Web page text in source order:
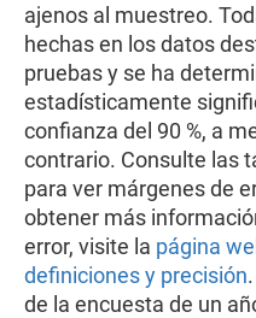
ajenos al muestreo.
hechas en los datos
pruebas y se ha
estadísticamente
confianza del 90 %, a
contrario. Consulte las
para ver márgenes de
obtener más
error, visite la página
definiciones y precisión
de la encuesta de un